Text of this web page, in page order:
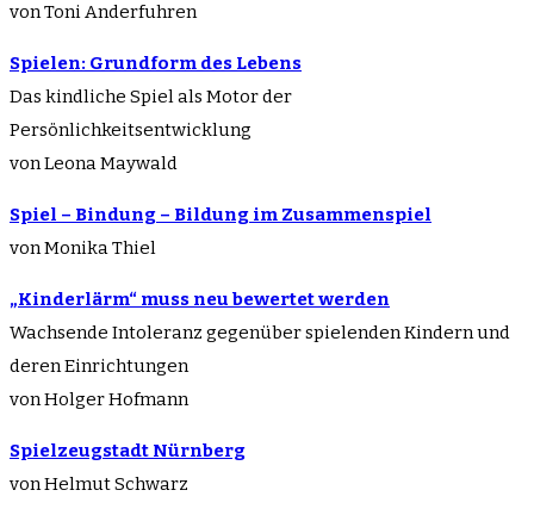
von Toni Anderfuhren
Spielen: Grundform des Lebens
Das kindliche Spiel als Motor der
Persönlichkeitsentwicklung
von Leona Maywald
Spiel – Bindung – Bildung im Zusammenspiel
von Monika Thiel
„Kinderlärm“ muss neu bewertet werden
Wachsende Intoleranz gegenüber spielenden Kindern und
deren Einrichtungen
von Holger Hofmann
Spielzeugstadt Nürnberg
von Helmut Schwarz